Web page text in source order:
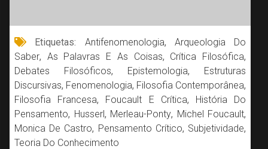
Etiquetas: Antifenomenologia, Arqueologia Do
Saber, As Palavras E As Coisas, Crítica Filosófica,
Debates Filosóficos, Epistemologia, Estruturas
Discursivas, Fenomenologia, Filosofia Contemporânea,
Filosofia Francesa, Foucault E Crítica, História Do
Pensamento, Husserl, Merleau-Ponty, Michel Foucault,
Monica De Castro, Pensamento Crítico, Subjetividade,
Teoria Do Conhecimento